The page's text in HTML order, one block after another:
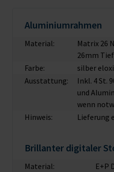
Aluminiumrahmen
Material:
Matrix 26
26mm
Farbe:
silber
Ausstattung:
Inkl. 4 St.
und
wenn
Hinweis:
Lieferung
Brillanter digitaler
Material:
E+P